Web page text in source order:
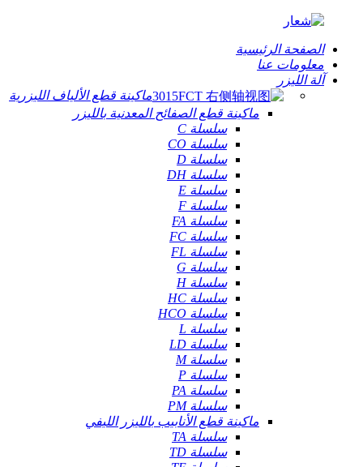
الصفحة الرئيسية
معلومات عنا
آلة الليزر
ماكينة قطع الألياف الليزرية
ماكينة قطع الصفائح المعدنية بالليزر
سلسلة C
سلسلة CO
سلسلة D
سلسلة DH
سلسلة E
سلسلة F
سلسلة FA
سلسلة FC
سلسلة FL
سلسلة G
سلسلة H
سلسلة HC
سلسلة HCO
سلسلة L
سلسلة LD
سلسلة M
سلسلة P
سلسلة PA
سلسلة PM
ماكينة قطع الأنابيب بالليزر الليفي
سلسلة TA
سلسلة TD